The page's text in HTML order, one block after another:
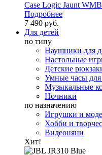
Case Logic Jaunt
Подробнее
7 490 руб.
Для детей
по типу
Наушники для
Настольные
Детские
Умные часы для
Музыкальные
Ночники
по назначению
Игрушки и
Хобби и
Видеоняни
Хит!